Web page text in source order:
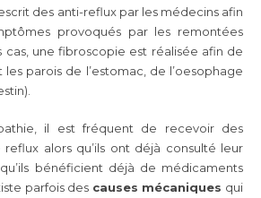
des anti-reflux par les médecins afin
provoqués par les remontées
cas, une fibroscopie est réalisée afin de
parois de l’estomac, de l’oesophage
il est fréquent de recevoir des
alors qu’ils ont déjà consulté leur
bénéficient déjà de médicaments
parfois des causes mécaniques qui